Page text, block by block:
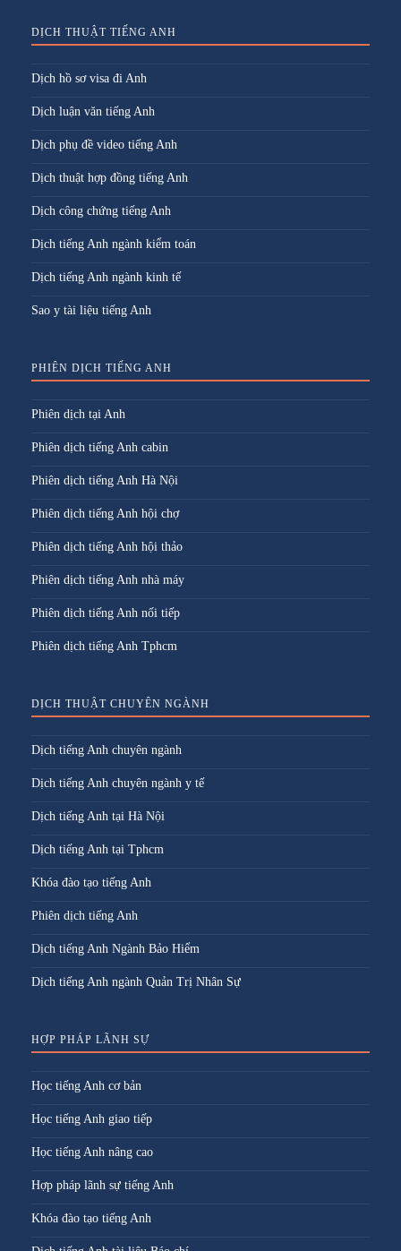
DỊCH THUẬT TIẾNG ANH
Dịch hồ sơ visa đi Anh
Dịch luận văn tiếng Anh
Dịch phụ đề video tiếng Anh
Dịch thuật hợp đồng tiếng Anh
Dịch công chứng tiếng Anh
Dịch tiếng Anh ngành kiểm toán
Dịch tiếng Anh ngành kinh tế
Sao y tài liệu tiếng Anh
PHIÊN DỊCH TIẾNG ANH
Phiên dịch tại Anh
Phiên dịch tiếng Anh cabin
Phiên dịch tiếng Anh Hà Nội
Phiên dịch tiếng Anh hội chợ
Phiên dịch tiếng Anh hội thảo
Phiên dịch tiếng Anh nhà máy
Phiên dịch tiếng Anh nối tiếp
Phiên dịch tiếng Anh Tphcm
DỊCH THUẬT CHUYÊN NGÀNH
Dịch tiếng Anh chuyên ngành
Dịch tiếng Anh chuyên ngành y tế
Dịch tiếng Anh tại Hà Nội
Dịch tiếng Anh tại Tphcm
Khóa đào tạo tiếng Anh
Phiên dịch tiếng Anh
Dịch tiếng Anh Ngành Bảo Hiểm
Dịch tiếng Anh ngành Quản Trị Nhân Sự
HỢP PHÁP LÃNH SỰ
Học tiếng Anh cơ bản
Học tiếng Anh giao tiếp
Học tiếng Anh nâng cao
Hợp pháp lãnh sự tiếng Anh
Khóa đào tạo tiếng Anh